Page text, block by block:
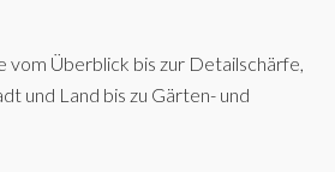
vom Überblick bis zur Detailschärfe,
und Land bis zu Gärten- und